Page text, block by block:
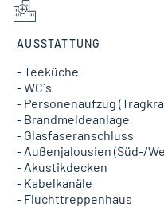
AUSSTATTUNG
- Teeküche
- WC´s
- Personenaufzug
- Brandmeldeanlage
- Glasfaseranschluss
- Außenjalousien (Süd-/
- Akustikdecken
- Kabelkanäle
- Fluchttreppenhaus